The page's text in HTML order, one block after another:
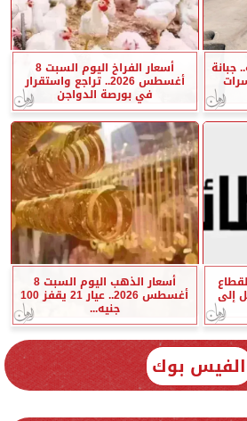
جبانة أسعار الفراخ اليوم السبت 8
أغسطس 2026.. تراجع واستقرار
في بورصة الدواجن
إلى
أسعار الذهب اليوم السبت 8
أغسطس 2026.. عيار 21 يقفز 100
جنيه...
الفيس بوك